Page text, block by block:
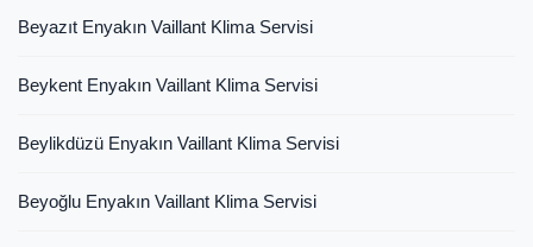
Beyazıt Enyakın Vaillant Klima Servisi
Beykent Enyakın Vaillant Klima Servisi
Beylikdüzü Enyakın Vaillant Klima Servisi
Beyoğlu Enyakın Vaillant Klima Servisi